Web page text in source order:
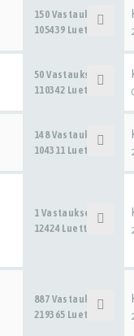
150 Vastaukset
105439 Luettu
50 Vastaukset
110342 Luettu
148 Vastaukset
104311 Luettu
1 Vastaukset
12424 Luettu
887 Vastaukset
219365 Luettu